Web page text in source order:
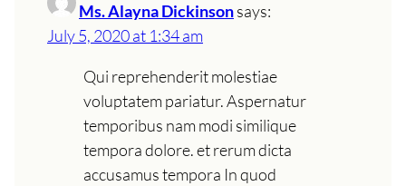
Ms. Alayna Dickinsonsays:
July 5, 2020 at 1:34 am
Qui reprehenderit molestiae
voluptatem pariatur. Aspernatur
temporibus nam modi similique
tempora dolore. et rerum dicta
accusamus tempora In quod